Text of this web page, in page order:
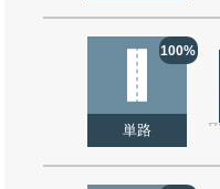
100%
単路